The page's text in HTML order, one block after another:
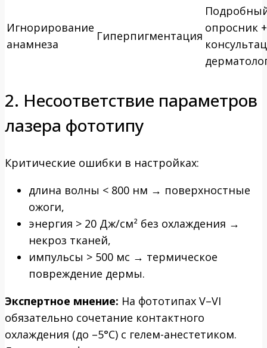
Игнорирование
анамнеза
Гиперпигментация
опросник +
2. Несоответствие параметров
лазера фототипу
Критические ошибки в настройках:
длина волны < 800 нм → поверхностные
ожоги,
энергия > 20 Дж/см² без охлаждения →
некроз тканей,
импульсы > 500 мс → термическое
повреждение дермы.
Экспертное мнение: На фототипах V–VI
обязательно сочетание контактного
охлаждения (до –5°C) с гелем-анестетиком.